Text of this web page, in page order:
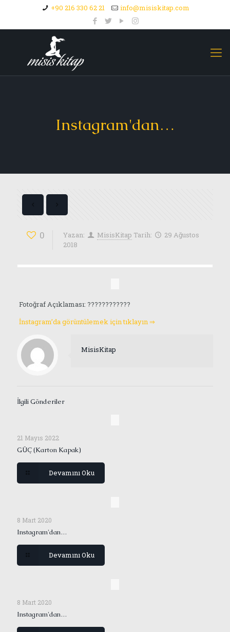
+90 216 330 62 21 info@misiskitap.com
Instagram'dan…
0 Yazan: MisisKitap Tarih:
29 Ağustos
2018
Fotoğraf Açıklaması: ????????????
İnstagram’da görüntülemek için tıklayın ⇒
MisisKitap
İlgili Gönderiler
21 Mayıs 2022
GÜÇ (Karton Kapak)
Devamını Oku
8 Mart 2020
Instagram'dan…
Devamını Oku
8 Mart 2020
Instagram'dan…